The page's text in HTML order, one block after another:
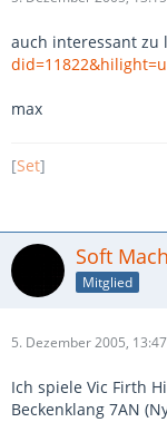
auch interessant zu
max
[Set]
Soft
Mitglied
5. Dezember 2005, 13:47
Ich spiele Vic Firth
Beckenklang 7AN